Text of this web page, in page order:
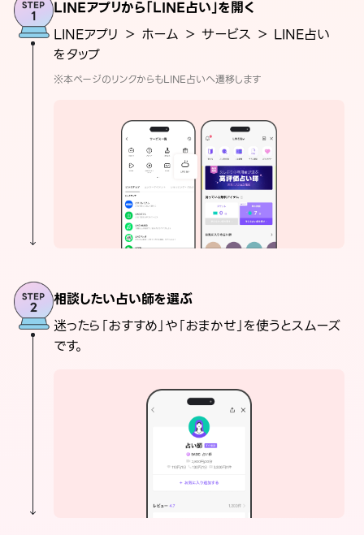
LINEアプリから「LINE占い」を開く
LINEアプリ ＞ ホーム ＞ サービス ＞ LINE占い
をタップ
※本ページのリンクからもLINE占いへ遷移します
相談したい占い師を選ぶ
迷ったら「おすすめ」や「おまかせ」を使うとスムーズ
です。